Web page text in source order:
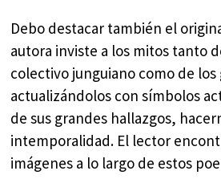
Debo destacar también el
autora inviste a los mitos tanto
colectivo junguiano como de los
actualizándolos con símbolos
de sus grandes hallazgos,
intemporalidad. El lector
imágenes a lo largo de estos